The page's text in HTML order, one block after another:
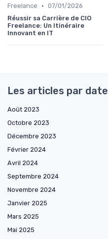
Freelance • 07/01/2026
Réussir sa Carrière de CIO
Freelance: Un Itinéraire
Innovant en IT
Les articles par date
Août 2023
Octobre 2023
Décembre 2023
Février 2024
Avril 2024
Septembre 2024
Novembre 2024
Janvier 2025
Mars 2025
Mai 2025